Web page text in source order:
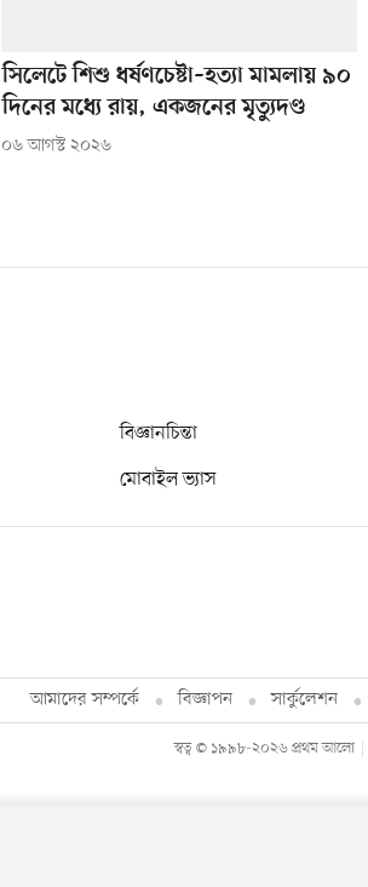
সিলেটে শিশু ধর্ষণচেষ্টা–হত্যা মামলায় ৯০
দিনের মধ্যে রায়, একজনের মৃত্যুদণ্ড
০৬ আগস্ট ২০২৬
বিজ্ঞানচিন্তা
মোবাইল ভ্যাস
আমাদের সম্পর্কে বিজ্ঞাপন সার্কুলেশন
স্বত্ব © ১৯৯৮-২০২৬ প্রথম আলো